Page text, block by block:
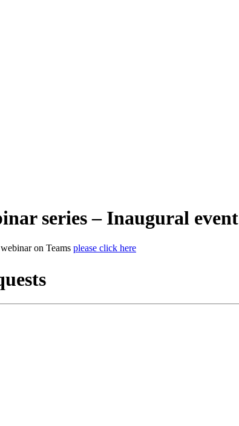
series – Inaugural event
on Teams please click here